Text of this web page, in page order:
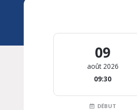
09
août 2026
09:30
DÉBUT